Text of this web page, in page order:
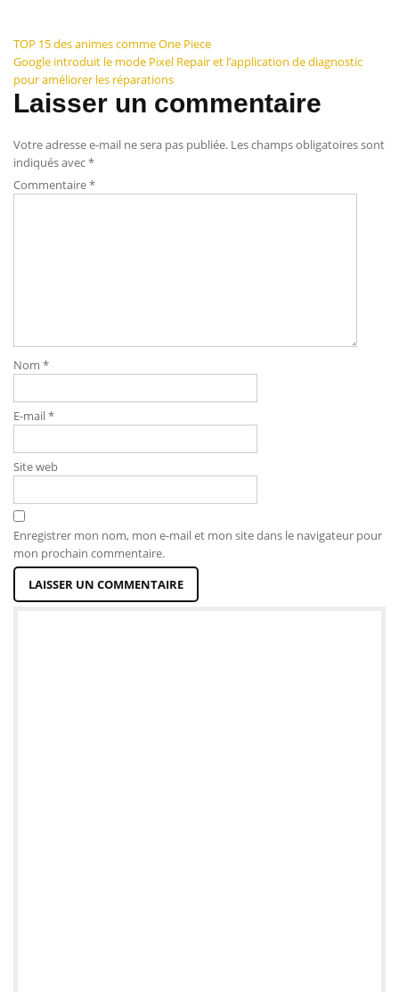
Navigation
de
l’article
TOP 15 des animes comme One Piece
Google introduit le mode Pixel Repair et l’application de diagnostic
pour améliorer les réparations
Laisser un commentaire
Votre adresse e-mail ne sera pas publiée. Les champs obligatoires sont
indiqués avec*
Commentaire*
Nom *
E-mail*
Site web
Enregistrer mon nom, mon e-mail et mon site dans le navigateur pour
mon prochain commentaire.